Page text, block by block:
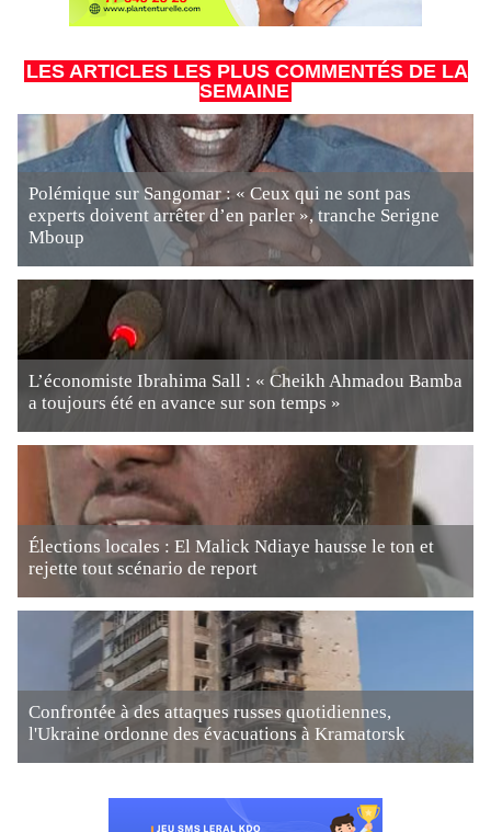
LES ARTICLES LES PLUS COMMENTÉS DE LA
SEMAINE
Polémique sur Sangomar : « Ceux qui ne sont pas
experts doivent arrêter d’en parler », tranche Serigne
Mboup
L’économiste Ibrahima Sall : « Cheikh Ahmadou Bamba
a toujours été en avance sur son temps »
Élections locales : El Malick Ndiaye hausse le ton et
rejette tout scénario de report
Confrontée à des attaques russes quotidiennes,
l'Ukraine ordonne des évacuations à Kramatorsk